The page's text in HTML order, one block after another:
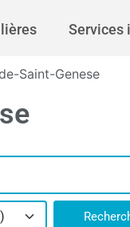
Services
Saint-Genese